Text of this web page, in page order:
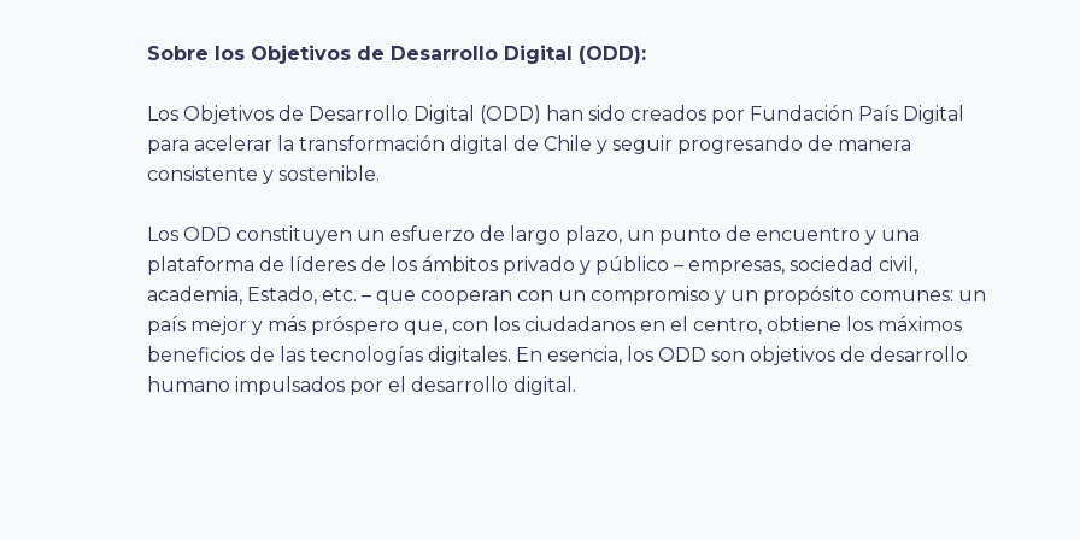
Sobre los Objetivos de Desarrollo Digital (ODD):
Los Objetivos de Desarrollo Digital (ODD) han sido creados por Fundación País Digital
para acelerar la transformación digital de Chile y seguir progresando de manera
consistente y sostenible.
Los ODD constituyen un esfuerzo de largo plazo, un punto de encuentro y una
plataforma de líderes de los ámbitos privado y público – empresas, sociedad civil,
academia, Estado, etc. – que cooperan con un compromiso y un propósito comunes: un
país mejor y más próspero que, con los ciudadanos en el centro, obtiene los máximos
beneficios de las tecnologías digitales. En esencia, los ODD son objetivos de desarrollo
humano impulsados por el desarrollo digital.